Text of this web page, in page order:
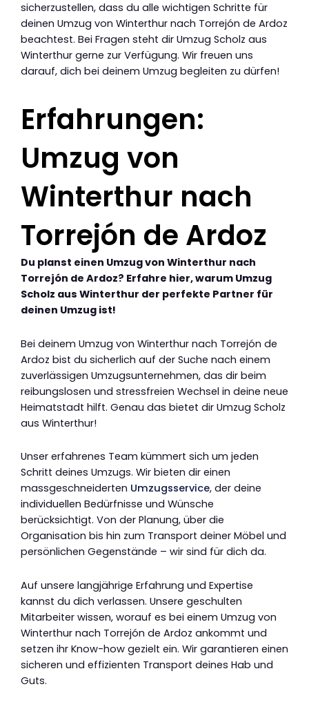
sicherzustellen, dass du alle wichtigen Schritte für
deinen Umzug von Winterthur nach Torrejón de Ardoz
beachtest. Bei Fragen steht dir Umzug Scholz aus
Winterthur gerne zur Verfügung. Wir freuen uns
darauf, dich bei deinem Umzug begleiten zu dürfen!
Erfahrungen:
Umzug von
Winterthur nach
Torrejón de Ardoz
Du planst einen Umzug von Winterthur nach
Torrejón de Ardoz? Erfahre hier, warum Umzug
Scholz aus Winterthur der perfekte Partner für
deinen Umzug ist!
Bei deinem Umzug von Winterthur nach Torrejón de
Ardoz bist du sicherlich auf der Suche nach einem
zuverlässigen Umzugsunternehmen, das dir beim
reibungslosen und stressfreien Wechsel in deine neue
Heimatstadt hilft. Genau das bietet dir Umzug Scholz
aus Winterthur!
Unser erfahrenes Team kümmert sich um jeden
Schritt deines Umzugs. Wir bieten dir einen
massgeschneiderten Umzugsservice, der deine
individuellen Bedürfnisse und Wünsche
berücksichtigt. Von der Planung, über die
Organisation bis hin zum Transport deiner Möbel und
persönlichen Gegenstände – wir sind für dich da.
Auf unsere langjährige Erfahrung und Expertise
kannst du dich verlassen. Unsere geschulten
Mitarbeiter wissen, worauf es bei einem Umzug von
Winterthur nach Torrejón de Ardoz ankommt und
setzen ihr Know-how gezielt ein. Wir garantieren einen
sicheren und effizienten Transport deines Hab und
Guts.